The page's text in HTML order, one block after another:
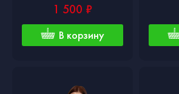
1 500 ₽
В корзину